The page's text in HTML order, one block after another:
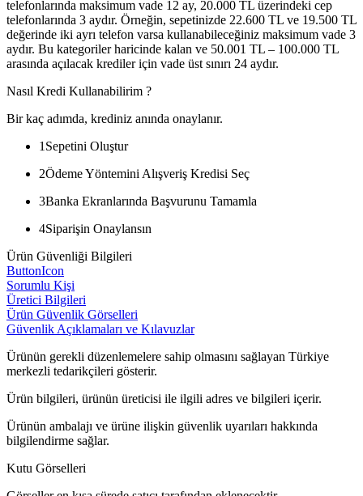
telefonlarında maksimum vade 12 ay, 20.000 TL üzerindeki cep
telefonlarında 3 aydır. Örneğin, sepetinizde 22.600 TL ve 19.500 TL
değerinde iki ayrı telefon varsa kullanabileceğiniz maksimum vade 3
aydır. Bu kategoriler haricinde kalan ve 50.001 TL – 100.000 TL
arasında açılacak krediler için vade üst sınırı 24 aydır.
Nasıl Kredi Kullanabilirim ?
Bir kaç adımda, krediniz anında onaylanır.
1 Sepetini Oluştur
2Ödeme Yöntemini Alışveriş Kredisi Seç
3Banka Ekranlarında Başvurunu Tamamla
4Siparişin Onaylansın
Ürün Güvenliği Bilgileri
ButtonIcon
Sorumlu Kişi
Üretici Bilgileri
Ürün Güvenlik Görselleri
Güvenlik Açıklamaları ve Kılavuzlar
Ürünün gerekli düzenlemelere sahip olmasını sağlayan Türkiye
merkezli tedarikçileri gösterir.
Ürün bilgileri, ürünün üreticisi ile ilgili adres ve bilgileri içerir.
Ürünün ambalajı ve ürüne ilişkin güvenlik uyarıları hakkında
bilgilendirme sağlar.
Kutu Görselleri